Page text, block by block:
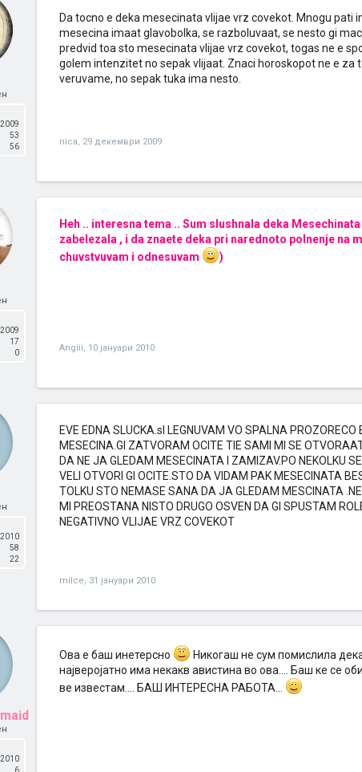
53
56
Da tocno e deka mesecinata vlijae vrz covekot. Mnogu pati
mesecina imaat glavobolka, se razboluvaat, se nesto gi
predvid toa sto mesecinata vlijae vrz covekot, togas ne e
golem intenzitet no sepak vlijaat. Znaci horoskopot ne e
veruvame, no sepak tuka ima nesto.
nica, 29 декември 2009
17
0
Heh .. interesna tema .. Sum slushnala deka
zabelezala , i da znaete deka pri narednoto polnenje na
chuvstvuvam i odnesuvam
)
Angiii, 10 јануари 2010
2010
58
22
EVE EDNA SLUCKA.sI LEGNUVAM VO SPALNA
MESECINA.GI ZATVORAM OCITE TIE SAMI MI SE
DA NE JA GLEDAM MESECINATA I ZAMIZAV.PO NEKOLKU
VELI OTVORI GI OCITE.STO DA VIDAM PAK MESECINATA
TOLKU STO NEMASE SANA DA JA GLEDAM MESCINATA
MI PREOSTANA NISTO DRUGO OSVEN DA GI SPUSTAM
NEGATIVNO VLIJAE VRZ COVEKOT
milce, 31 јануари 2010
2010
6
Ова е баш инетерсно Никогаш не сум помислила
најверојатно има некакв авистина во ова.... Баш ке се
ве известам.... БАШ ИНТЕРЕСНА РАБОТА...